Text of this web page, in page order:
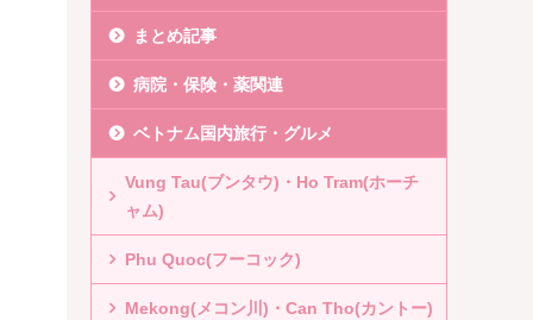
まとめ記事
病院・保険・薬関連
ベトナム国内旅行・グルメ
Vung Tau(ブンタウ)・Ho Tram(ホーチ
ャム)
Phu Quoc(フーコック)
Mekong(メコン川)・Can Tho(カントー)